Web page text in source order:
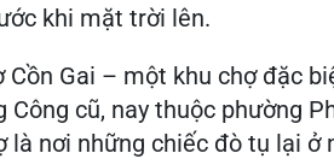
khi mặt trời lên.
Gai – một khu chợ đặc
Công cũ, nay thuộc phường
là nơi những chiếc đò tụ lại